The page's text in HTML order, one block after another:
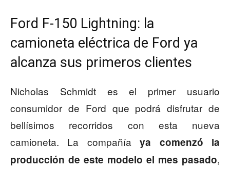
Ford F-150 Lightning: la
camioneta eléctrica de Ford ya
alcanza sus primeros clientes
Nicholas Schmidt es el primer usuario
consumidor de Ford que podrá disfrutar de
bellísimos recorridos con esta nueva
camioneta. La compañíaya comenzó la
producción de este modelo el mes pasado,